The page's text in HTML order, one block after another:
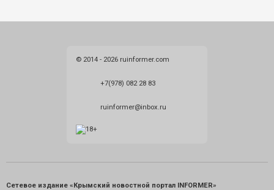
© 2014 - 2026 ruinformer.com
+7(978) 082 28 83
ruinformer@inbox.ru
Сетевое издание «Крымский новостной портал INFORMER»